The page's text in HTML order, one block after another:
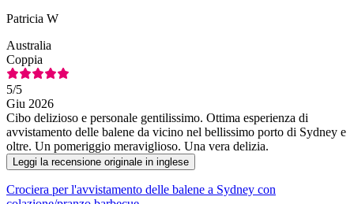
Patricia W
Australia
Coppia
5/5
Giu 2026
Cibo delizioso e personale gentilissimo. Ottima esperienza di
avvistamento delle balene da vicino nel bellissimo porto di Sydney e
oltre. Un pomeriggio meraviglioso. Una vera delizia.
Leggi la recensione originale in inglese
Crociera per l'avvistamento delle balene a Sydney con